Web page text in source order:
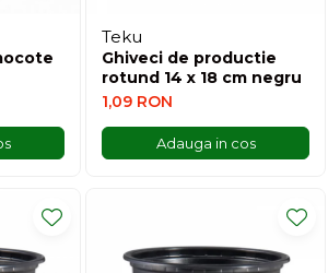
Teku
Ghiveci de productie
rotund 14 x 18 cm negru
1,09 RON
Adauga in cos